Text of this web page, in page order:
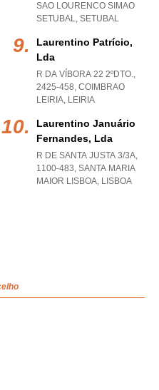
SAO LOURENCO SIMAO
SETUBAL, SETUBAL
Laurentino Patrício,
Lda
R DA VÍBORA 22 2ºDTO.,
2425-458, COIMBRAO
LEIRIA, LEIRIA
Laurentino Januário
Fernandes, Lda
R DE SANTA JUSTA 3/3A,
1100-483, SANTA MARIA
MAIOR LISBOA, LISBOA